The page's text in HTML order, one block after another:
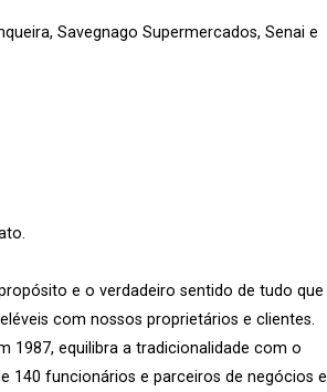
Savegnago Supermercados, Senai e
e o verdadeiro sentido de tudo que
com nossos proprietários e clientes.
1987, equilibra a tradicionalidade com o
140 funcionários e parceiros de negócios e